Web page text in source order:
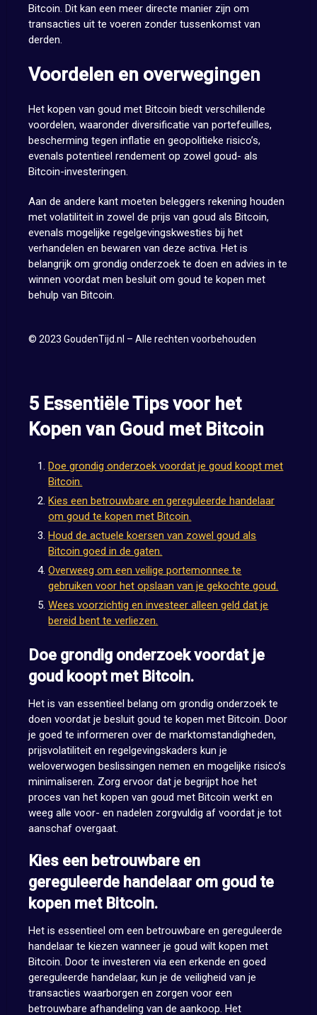
Bitcoin. Dit kan een meer directe manier zijn om
transacties uit te voeren zonder tussenkomst van
derden.
Voordelen en overwegingen
Het kopen van goud met Bitcoin biedt verschillende
voordelen, waaronder diversificatie van portefeuilles,
bescherming tegen inflatie en geopolitieke risico’s,
evenals potentieel rendement op zowel goud- als
Bitcoin-investeringen.
Aan de andere kant moeten beleggers rekening houden
met volatiliteit in zowel de prijs van goud als Bitcoin,
evenals mogelijke regelgevingskwesties bij het
verhandelen en bewaren van deze activa. Het is
belangrijk om grondig onderzoek te doen en advies in te
winnen voordat men besluit om goud te kopen met
behulp van Bitcoin.
© 2023 GoudenTijd.nl – Alle rechten voorbehouden
5 Essentiële Tips voor het
Kopen van Goud met Bitcoin
Doe grondig onderzoek voordat je goud koopt met
Bitcoin.
Kies een betrouwbare en gereguleerde handelaar
om goud te kopen met Bitcoin.
Houd de actuele koersen van zowel goud als
Bitcoin goed in de gaten.
Overweeg om een veilige portemonnee te
gebruiken voor het opslaan van je gekochte goud.
Wees voorzichtig en investeer alleen geld dat je
bereid bent te verliezen.
Doe grondig onderzoek voordat je
goud koopt met Bitcoin.
Het is van essentieel belang om grondig onderzoek te
doen voordat je besluit goud te kopen met Bitcoin. Door
je goed te informeren over de marktomstandigheden,
prijsvolatiliteit en regelgevingskaders kun je
weloverwogen beslissingen nemen en mogelijke risico’s
minimaliseren. Zorg ervoor dat je begrijpt hoe het
proces van het kopen van goud met Bitcoin werkt en
weeg alle voor- en nadelen zorgvuldig af voordat je tot
aanschaf overgaat.
Kies een betrouwbare en
gereguleerde handelaar om goud te
kopen met Bitcoin.
Het is essentieel om een betrouwbare en gereguleerde
handelaar te kiezen wanneer je goud wilt kopen met
Bitcoin. Door te investeren via een erkende en goed
gereguleerde handelaar, kun je de veiligheid van je
transacties waarborgen en zorgen voor een
betrouwbare afhandeling van de aankoop. Het